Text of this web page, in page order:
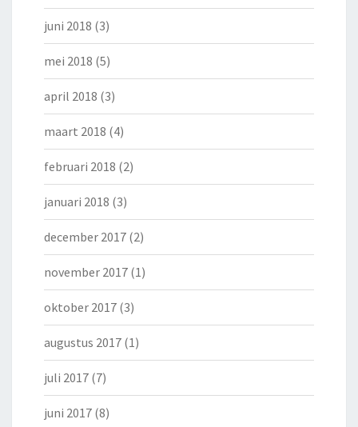
juni 2018 (3)
mei 2018 (5)
april 2018 (3)
maart 2018 (4)
februari 2018 (2)
januari 2018 (3)
december 2017 (2)
november 2017 (1)
oktober 2017 (3)
augustus 2017 (1)
juli 2017 (7)
juni 2017 (8)